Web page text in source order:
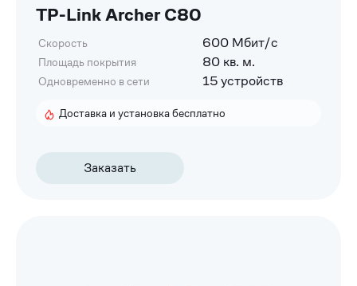
TP-Link Archer C80
Скорость 600 Мбит/с
Площадь покрытия 80 кв. м.
Одновременно в сети 15 устройств
Доставка и установка бесплатно
Заказать